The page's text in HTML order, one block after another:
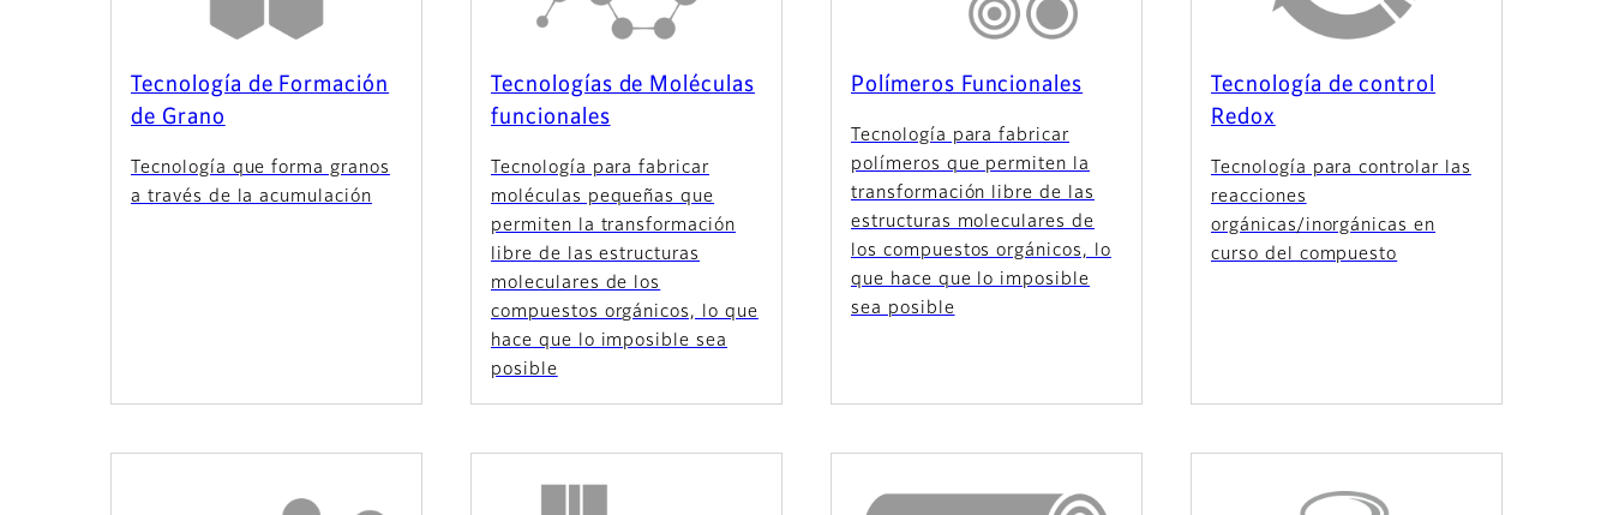
Tecnología de Formación
de Grano
Tecnología que forma granos
a través de la acumulación
Tecnologías de Moléculas
funcionales
Tecnología para fabricar
moléculas pequeñas que
permiten la transformación
libre de las estructuras
moleculares de los
compuestos orgánicos, lo que
hace que lo imposible sea
posible
Polímeros Funcionales
Tecnología para fabricar
polímeros que permiten la
transformación libre de las
estructuras moleculares de
los compuestos orgánicos, lo
que hace que lo imposible
sea posible
Tecnología de control
Redox
Tecnología para controlar las
reacciones
orgánicas/inorgánicas en
curso del compuesto